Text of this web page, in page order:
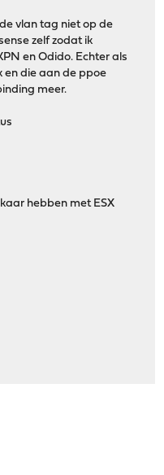
vlan tag niet op de
zelf zodat ik
en Odido. Echter als
en die aan de ppoe
meer.
hebben met ESX